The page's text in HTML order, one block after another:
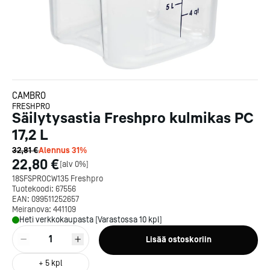
CAMBRO
FRESHPRO
Säilytysastia Freshpro kulmikas PC
17,2 L
32,81 €Alennus31%
22,80 €[alv 0%]
18SFSPROCW135 Freshpro
Tuotekoodi: 67556
EAN: 099511252657
Meiranova: 441109
Heti verkkokaupasta [Varastossa 10 kpl]
1
+ 5 kpl
Lisää ostoskoriin